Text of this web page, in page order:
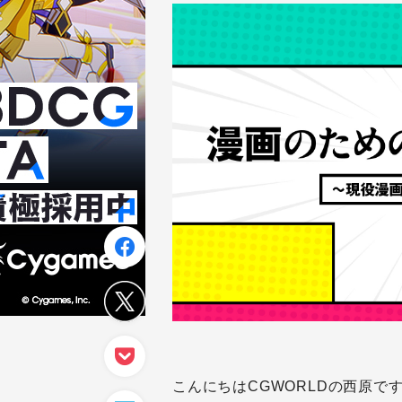
こんにちはCGWORLDの西原で